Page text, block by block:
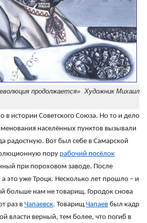
продолжается» Художник Михаил
в истории Советского Союза. Но то и дело
населённых пунктов вызывали
радостную. Вот был себе в Самарской
пору рабочий посёлок
при пороховом заводе. После
это уже Троцк. Несколько лет прошло – и
больше нам не товарищ. Городок снова
раз в Чапаевск. Товарищ Чапаев был кадр
власти верный, тем более, что погиб в